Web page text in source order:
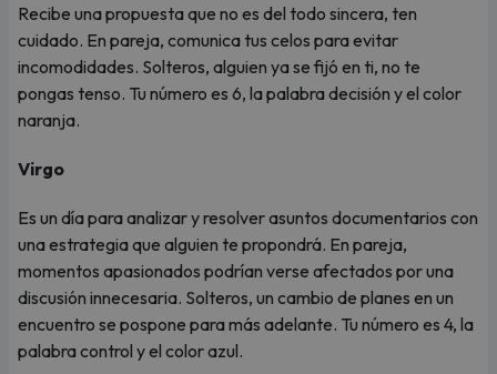
Recibe una propuesta que no es del todo sincera, ten
cuidado. En pareja, comunica tus celos para evitar
incomodidades. Solteros, alguien ya se fijó en ti, no te
pongas tenso. Tu número es 6, la palabra decisión y el color
naranja.
Virgo
Es un día para analizar y resolver asuntos documentarios con
una estrategia que alguien te propondrá. En pareja,
momentos apasionados podrían verse afectados por una
discusión innecesaria. Solteros, un cambio de planes en un
encuentro se pospone para más adelante. Tu número es 4, la
palabra control y el color azul.